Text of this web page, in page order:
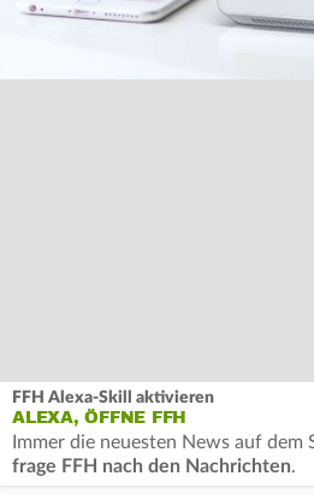
FFH Alexa-Skill aktivieren
ALEXA, ÖFFNE FFH
Immer die neuesten News auf dem
frage FFH nach den Nachrichten.